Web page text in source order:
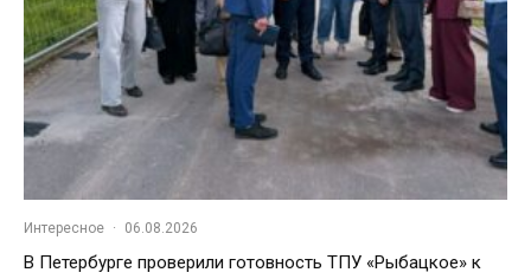
Интересное · 06.08.2026
В Петербурге проверили готовность ТПУ «Рыбацкое» к